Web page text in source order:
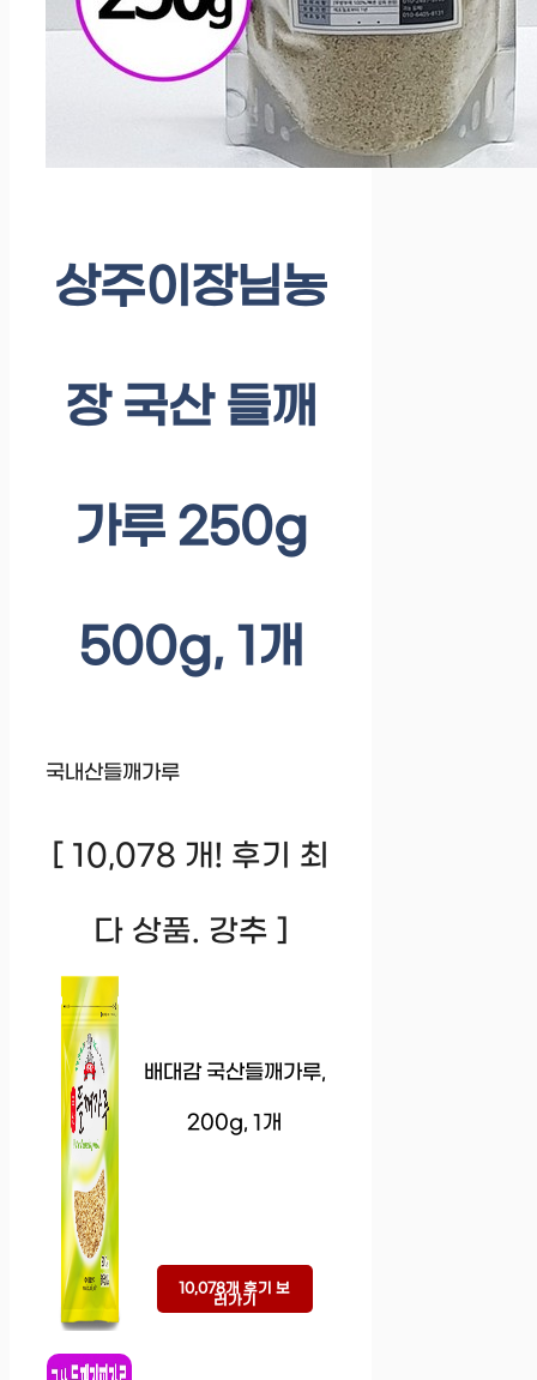
상주이장님농
장 국산 들깨
가루 250g
500g, 1개
국내산들깨가루
[ 10,078 개! 후기 최
다 상품. 강추 ]
배대감 국산들깨가루,
200g, 1개
10,078개 후기 보
러가기